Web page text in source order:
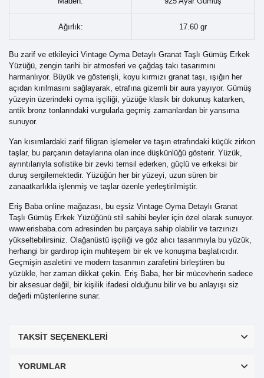
Ağırlık: 17.60 gr
Bu zarif ve etkileyici Vintage Oyma Detaylı Granat Taşlı Gümüş Erkek
Yüzüğü, zengin tarihi bir atmosferi ve çağdaş takı tasarımını
harmanlıyor. Büyük ve gösterişli, koyu kırmızı granat taşı, ışığın her
açıdan kırılmasını sağlayarak, etrafına gizemli bir aura yayıyor. Gümüş
yüzeyin üzerindeki oyma işçiliği, yüzüğe klasik bir dokunuş katarken,
antik bronz tonlarındaki vurgularla geçmiş zamanlardan bir yansıma
sunuyor.
Yan kısımlardaki zarif filigran işlemeler ve taşın etrafındaki küçük zirkon
taşlar, bu parçanın detaylarına olan ince düşkünlüğü gösterir. Yüzük,
ayrıntılarıyla sofistike bir zevki temsil ederken, güçlü ve erkeksi bir
duruş sergilemektedir. Yüzüğün her bir yüzeyi, uzun süren bir
zanaatkarlıkla işlenmiş ve taşlar özenle yerleştirilmiştir.
Eriş Baba online mağazası, bu eşsiz Vintage Oyma Detaylı Granat
Taşlı Gümüş Erkek Yüzüğünü stil sahibi beyler için özel olarak sunuyor.
www.erisbaba.com adresinden bu parçaya sahip olabilir ve tarzınızı
yükseltebilirsiniz. Olağanüstü işçiliği ve göz alıcı tasarımıyla bu yüzük,
herhangi bir gardırop için muhteşem bir ek ve konuşma başlatıcıdır.
Geçmişin asaletini ve modern tasarımın zarafetini birleştiren bu
yüzükle, her zaman dikkat çekin. Eriş Baba, her bir mücevherin sadece
bir aksesuar değil, bir kişilik ifadesi olduğunu bilir ve bu anlayışı siz
değerli müşterilerine sunar.
TAKSIT SEÇENEKLERI
YORUMLAR